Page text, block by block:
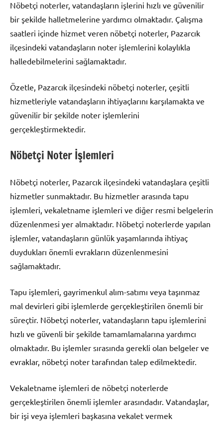
Nöbetçi noterler, vatandaşların işlerini hızlı ve güvenilir
bir şekilde halletmelerine yardımcı olmaktadır. Çalışma
saatleri içinde hizmet veren nöbetçi noterler, Pazarcık
ilçesindeki vatandaşların noter işlemlerini kolaylıkla
halledebilmelerini sağlamaktadır.
Özetle, Pazarcık ilçesindeki nöbetçi noterler, çeşitli
hizmetleriyle vatandaşların ihtiyaçlarını karşılamakta ve
güvenilir bir şekilde noter işlemlerini
gerçekleştirmektedir.
Nöbetçi Noter İşlemleri
Nöbetçi noterler, Pazarcık ilçesindeki vatandaşlara çeşitli
hizmetler sunmaktadır. Bu hizmetler arasında tapu
işlemleri, vekaletname işlemleri ve diğer resmi belgelerin
düzenlenmesi yer almaktadır. Nöbetçi noterlerde yapılan
işlemler, vatandaşların günlük yaşamlarında ihtiyaç
duydukları önemli evrakların düzenlenmesini
sağlamaktadır.
Tapu işlemleri, gayrimenkul alım-satımı veya taşınmaz
mal devirleri gibi işlemlerde gerçekleştirilen önemli bir
süreçtir. Nöbetçi noterler, vatandaşların tapu işlemlerini
hızlı ve güvenli bir şekilde tamamlamalarına yardımcı
olmaktadır. Bu işlemler sırasında gerekli olan belgeler ve
evraklar, nöbetçi noter tarafından talep edilmektedir.
Vekaletname işlemleri de nöbetçi noterlerde
gerçekleştirilen önemli işlemler arasındadır. Vatandaşlar,
bir işi veya işlemleri başkasına vekalet vermek